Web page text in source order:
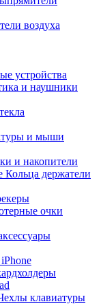
воздуха
устройства
и наушники
и мыши
и накопители
Кольца держатели
очки
клавиатуры